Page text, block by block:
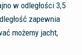
w odległości 3,5
zapewnia
możemy jacht,